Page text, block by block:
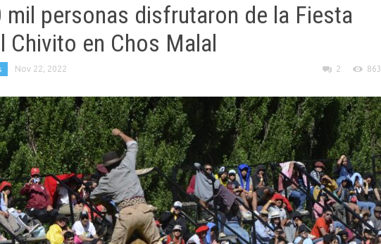
mil personas disfrutaron de la Fiesta
Chivito en Chos Malal
Nov 22, 2022 2 863